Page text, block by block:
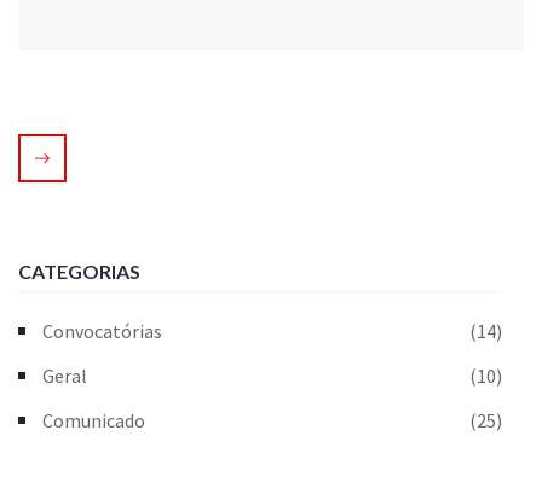
CATEGORIAS
Convocatórias
(14)
Geral
(10)
Comunicado
(25)